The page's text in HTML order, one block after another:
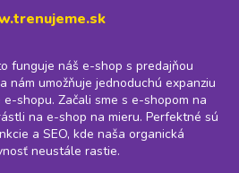
funguje náš e-shop s predajňou
nám umožňuje jednoduchú expanziu
shopu. Začali sme s e-shopom na
na e-shop na mieru. Perfektné sú
a SEO, kde naša organická
neustále rastie.